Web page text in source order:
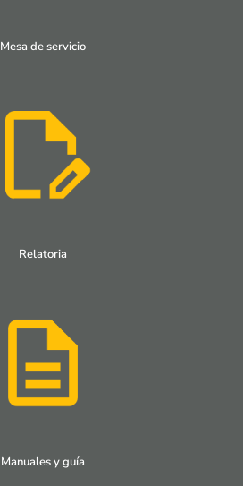
Mesa de servicio
Relatoria
Manuales y guía